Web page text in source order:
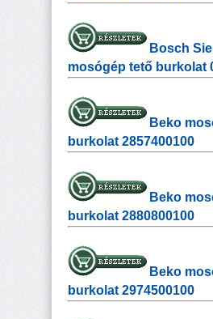
Bosch
mosógép tető burkolat
Beko
burkolat 2857400100
Beko
burkolat 2880800100
Beko
burkolat 2974500100